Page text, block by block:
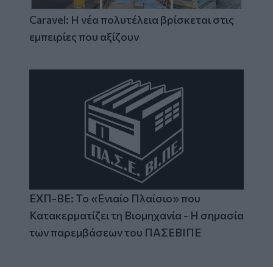
Caravel: Η νέα πολυτέλεια βρίσκεται στις
εμπειρίες που αξίζουν
ΕΧΠ-ΒΕ: Το «Ενιαίο Πλαίσιο» που
Κατακερματίζει τη Βιομηχανία - Η σημασία
των παρεμβάσεων του ΠΑΣΕΒΙΠΕ